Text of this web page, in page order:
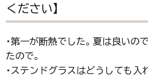
ください】
・第一が断熱でした。夏は良いの
たので。
・ステンドグラスはどうしても